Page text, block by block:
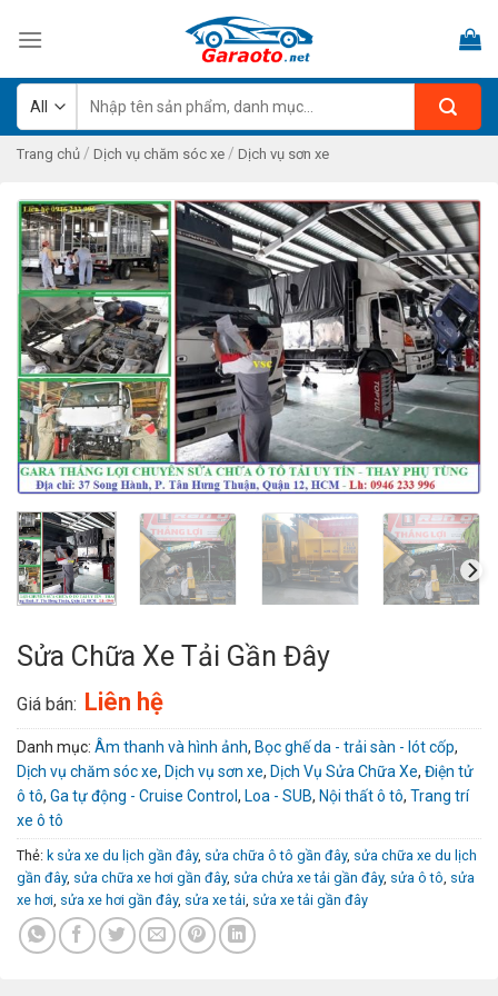
kiếm:
Trang chủ / Dịch vụ chăm sóc xe / Dịch vụ sơn xe
Sửa Chữa Xe Tải Gần Đây
Giá bán: Liên hệ
Danh mục: Âm thanh và hình ảnh, Bọc ghế da - trải sàn - lót cốp,
Dịch vụ chăm sóc xe, Dịch vụ sơn xe, Dịch Vụ Sửa Chữa Xe, Điện tử
ô tô, Ga tự động - Cruise Control , Loa - SUB, Nội thất ô tô, Trang trí
xe ô tô
Thẻ: k sửa xe du lịch gần đây, sửa chữa ô tô gần đây, sửa chữa xe du lịch
gần đây, sửa chữa xe hơi gần đây, sửa chửa xe tải gần đây, sửa ô tô, sửa
xe hơi, sửa xe hơi gần đây, sửa xe tải, sửa xe tải gần đây